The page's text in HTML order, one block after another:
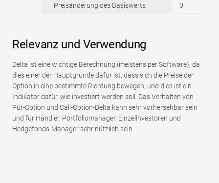
Preisänderung des Basiswerts 0
Relevanz und Verwendung
Delta ist eine wichtige Berechnung (meistens per Software), da
dies einer der Hauptgründe dafür ist, dass sich die Preise der
Option in eine bestimmte Richtung bewegen, und dies ist ein
Indikator dafür, wie investiert werden soll. Das Verhalten von
Put-Option und Call-Option-Delta kann sehr vorhersehbar sein
und für Händler, Portfoliomanager, Einzelinvestoren und
Hedgefonds-Manager sehr nützlich sein.